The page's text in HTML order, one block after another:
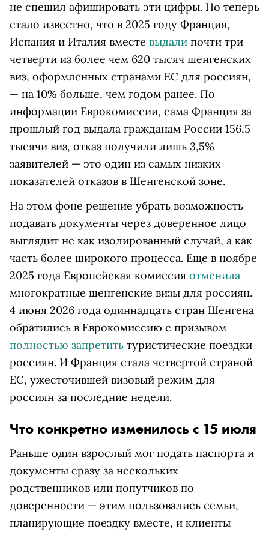
не спешил афишировать эти цифры. Но теперь
стало известно, что в 2025 году Франция,
Испания и Италия вместе выдали почти три
четверти из более чем 620 тысяч шенгенских
виз, оформленных странами ЕС для россиян,
— на 10% больше, чем годом ранее. По
информации Еврокомиссии, сама Франция за
прошлый год выдала гражданам России 156,5
тысячи виз, отказ получили лишь 3,5%
заявителей — это один из самых низких
показателей отказов в Шенгенской зоне.
На этом фоне решение убрать возможность
подавать документы через доверенное лицо
выглядит не как изолированный случай, а как
часть более широкого процесса. Еще в ноябре
2025 года Европейская комиссия отменила
многократные шенгенские визы для россиян.
4 июня 2026 года одиннадцать стран Шенгена
обратились в Еврокомиссию с призывом
полностью запретить туристические поездки
россиян. И Франция стала четвертой страной
ЕС, ужесточившей визовый режим для
россиян за последние недели.
Что конкретно изменилось с 15 июля
Раньше один взрослый мог подать паспорта и
документы сразу за нескольких
родственников или попутчиков по
доверенности — этим пользовались семьи,
планирующие поездку вместе, и клиенты